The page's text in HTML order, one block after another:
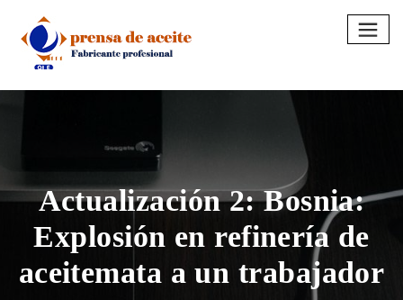
content
Actualización 2: Bosnia:
Explosión en refinería de
aceitemata a un trabajador